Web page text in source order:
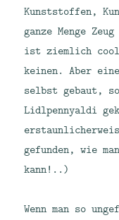
Kunststoffen,
ganze Menge
ist ziemlich
keinen. Aber
selbst gebaut,
Lidlpennyaldi
gefunden, wie
kann!..)
Wenn man so